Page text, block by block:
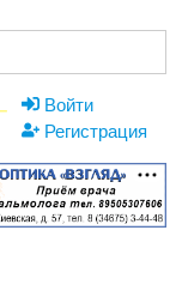
Войти
Регистрация